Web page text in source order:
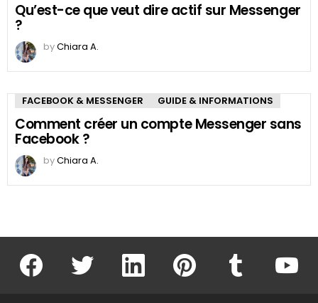
Qu’est-ce que veut dire actif sur Messenger
?
byChiara A.
FACEBOOK & MESSENGER GUIDE & INFORMATIONS
Comment créer un compte Messenger sans
Facebook ?
byChiara A.
facebook twitter linkedin pinterest